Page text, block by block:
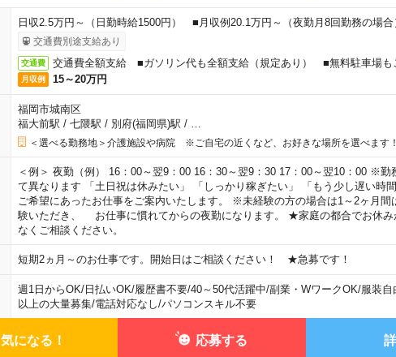
日収2.5万円～（日勤時給1500円） ■月収例20.1万円～（夜勤月8回勤務の場合
交通費別途支給あり
交通費 交通費全額支給 ■ガソリン代も全額支給（規定あり） ■無料駐車場も
月収例 15～20万円
福岡市城南区
福大前駅 / 七隈駅 / 別府(福岡県)駅 /
＜選べる勤務地＞介護施設や病院 ※ご自宅の近くなど、お好きな場所を選べます！
＜例＞ 夜勤（例） 16：00～翌9：00 16：30～翌9：30 17：00～翌10：00 ※勤
て異なります 「土日祝は休みたい」 「しっかり稼ぎたい」 「もう少し遅い時
ご希望にあったお仕事をご案内いたします。 ※未経験の方の場合は1～2ヶ月間
験いただき、 お仕事に慣れてからの夜勤になります。 ★家庭の都合でお休み
なくご相談ください。
短期2ヵ月～のお仕事です。開始日はご相談ください！ ★急募です！
週1日からOK/日払いOK/履歴書不要/40～50代活躍中/副業・WワークOK/服装自
以上の大量募集/電話対応なし/パソコンスキル不要
気になる！ 応募する